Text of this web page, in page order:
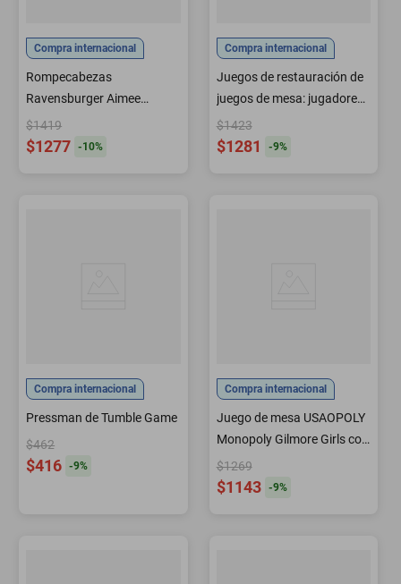
Compra internacional
Rompecabezas
Ravensburger Aimee
Stewart Wild Kingdom 2000
piezas
$1419
$1277 -10%
Compra internacional
Juegos de restauración de
juegos de mesa: jugadores
incomparables de The
Witcher 2
$1423
$1281 -9%
Compra internacional
Pressman de Tumble Game
$462
$416 -9%
Compra internacional
Juego de mesa USAOPOLY
Monopoly Gilmore Girls con
6 fichas
$1269
$1143 -9%